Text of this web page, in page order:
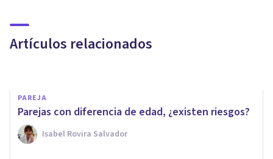
Artículos relacionados
pareja dice esto sobre ti
PAREJA
Parejas con diferencia de edad, ¿existen riesgos?
Isabel Rovira Salvador